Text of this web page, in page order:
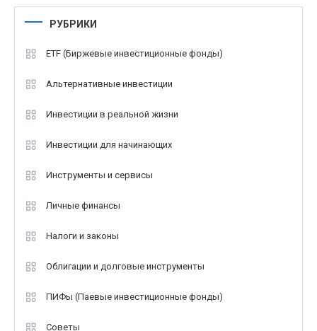
РУБРИКИ
ETF (Биржевые инвестиционные фонды)
Альтернативные инвестиции
Инвестиции в реальной жизни
Инвестиции для начинающих
Инструменты и сервисы
Личные финансы
Налоги и законы
Облигации и долговые инструменты
ПИФы (Паевые инвестиционные фонды)
Советы